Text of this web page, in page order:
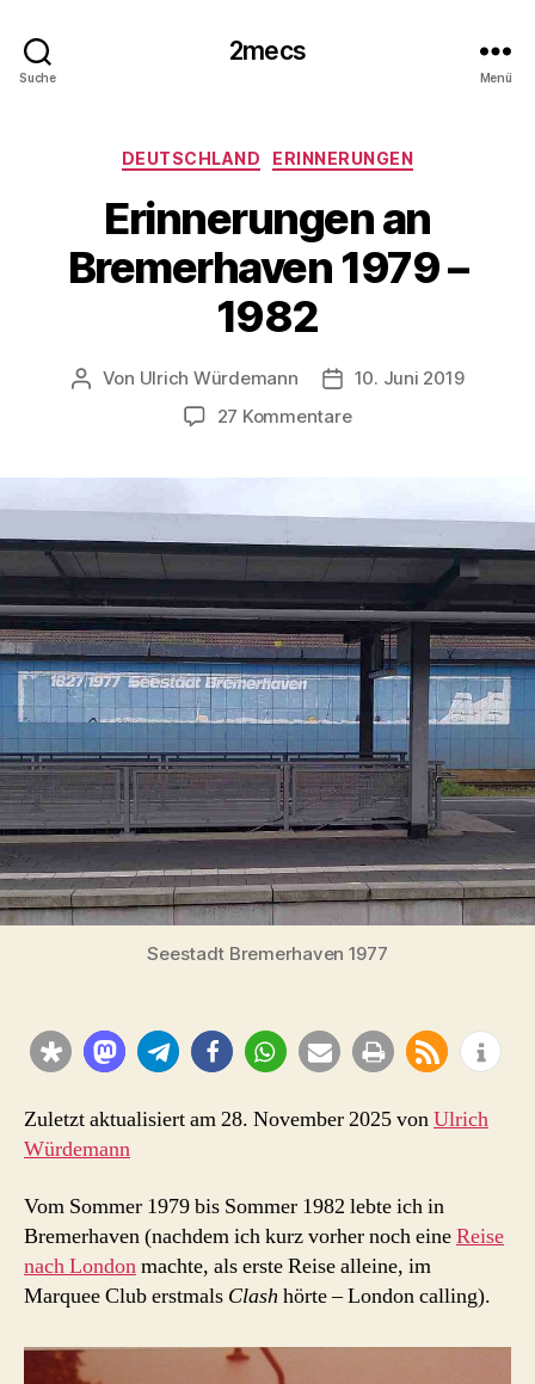
Suche
2mecs
Menü
Kategorien
DEUTSCHLAND ERINNERUNGEN
Erinnerungen an
Bremerhaven 1979 –
1982
Beitragsautor
Von Ulrich Würdemann Beitragsdatum
10. Juni 2019
27 Kommentarezu
1979
–
1982
Seestadt Bremerhaven 1977
Zuletzt aktualisiert am 28. November 2025 vonUlrich
Würdemann
Vom Sommer 1979 bis Sommer 1982 lebte ich in
Bremerhaven (nachdem ich kurz vorher noch eineReise
nach Londonmachte, als erste Reise alleine, im
Marquee Club erstmals Clash hörte – London calling).